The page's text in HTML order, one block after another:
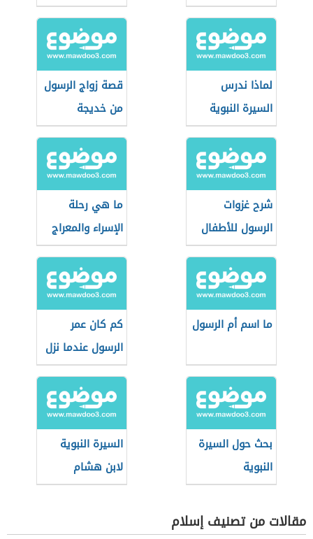
لماذا ندرس
السيرة النبوية
قصة زواج الرسول
من خديجة
شرح غزوات
الرسول للأطفال
ما هي رحلة
الإسراء والمعراج
ما اسم أم الرسول
كم كان عمر
الرسول عندما نزل
عليه الوحي
بحث حول السيرة
النبوية
السيرة النبوية
لابن هشام
مقالات من تصنيف إسلام